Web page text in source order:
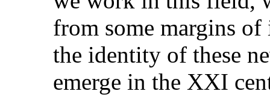
from some margins
the identity of these
emerge in the XXI